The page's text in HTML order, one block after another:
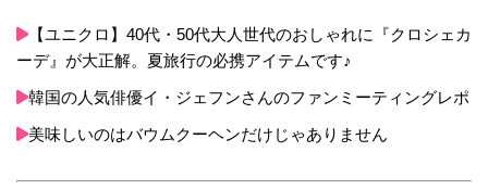
【ユニクロ】40代・50代大人世代のおしゃれに『クロシェカ
ーデ』が大正解。夏旅行の必携アイテムです♪
韓国の人気俳優イ・ジェフンさんのファンミーティングレポ
美味しいのはバウムクーヘンだけじゃありません